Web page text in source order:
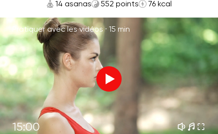
14 asanas 552 points 76 kcal
Pratiquer avec les vidéos · 15 min
15:00